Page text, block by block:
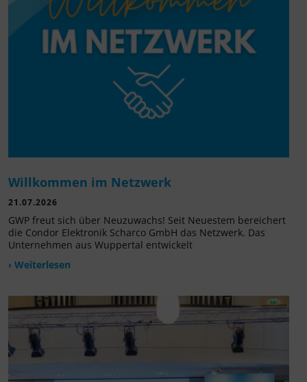
Willkommen im Netzwerk
21.07.2026
GWP freut sich über Neuzuwachs! Seit Neuestem bereichert
die Condor Elektronik Scharco GmbH das Netzwerk. Das
Unternehmen aus Wuppertal entwickelt
› Weiterlesen